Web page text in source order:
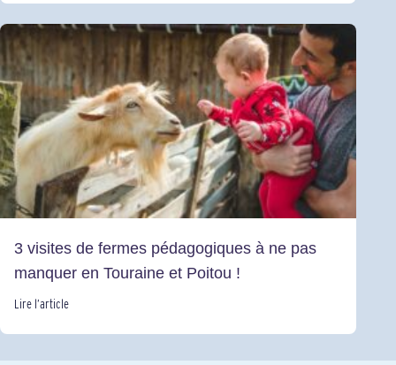
3 visites de fermes pédagogiques à ne pas
manquer en Touraine et Poitou !
Lire l’article